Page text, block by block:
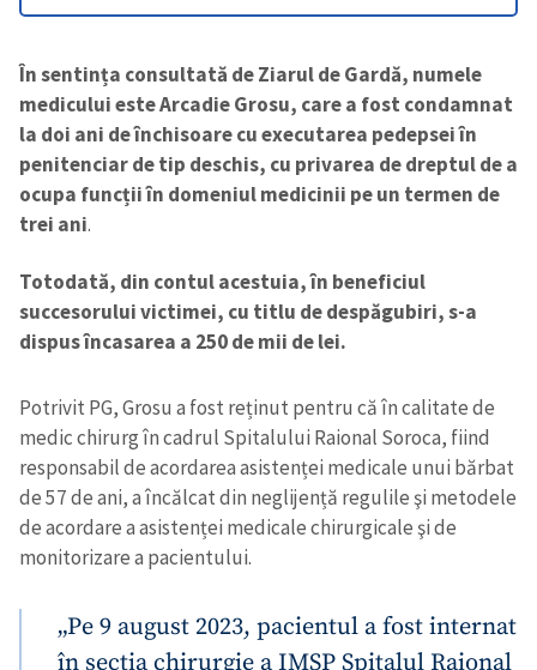
În sentința consultată de Ziarul de Gardă, numele
medicului este Arcadie Grosu, care a fost condamnat
la doi ani de închisoare cu executarea pedepsei în
penitenciar de tip deschis, cu privarea de dreptul de a
ocupa funcții în domeniul medicinii pe un termen de
trei ani.
Totodată, din contul acestuia, în beneficiul
succesorului victimei, cu titlu de despăgubiri, s-a
dispus încasarea a 250 de mii de lei.
Potrivit PG, Grosu a fost reținut pentru că în calitate de
medic chirurg în cadrul Spitalului Raional Soroca, fiind
responsabil de acordarea asistenței medicale unui bărbat
de 57 de ani, a încălcat din neglijență regulile şi metodele
de acordare a asistenței medicale chirurgicale şi de
monitorizare a pacientului.
„Pe 9 august 2023, pacientul a fost internat
în secția chirurgie a IMSP Spitalul Raional